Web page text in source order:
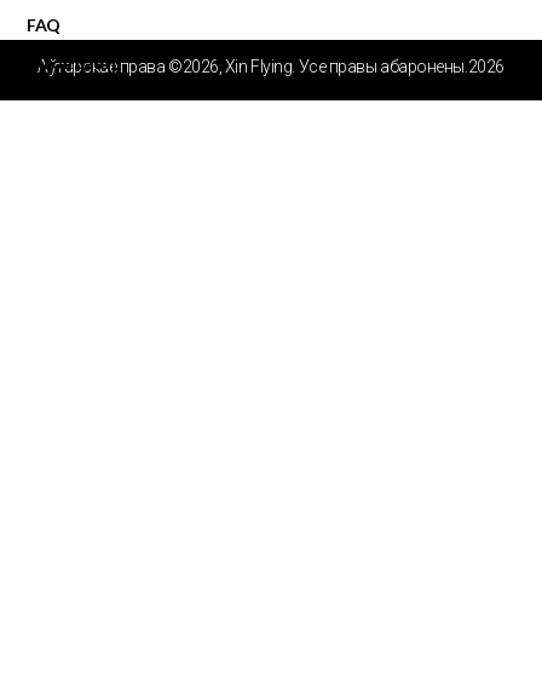
FAQ
Відэа цэнтр
Аўтарскае права ©2026, Xin Flying. Усе правы абаронены.2026